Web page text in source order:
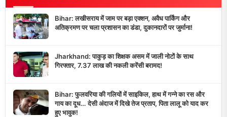
Bihar: लखीसराय में जाम पर बड़ा एक्शन, अवैध पार्किंग और
अतिक्रमण पर चला प्रशासन का डंडा, दुकानदारों पर जुर्माना!
Jharkhand: पाकुड़ का शिक्षक असम में जाली नोटों के साथ
गिरफ्तार, 7.37 लाख की नकली करेंसी बरामद!
Bihar: फुलवरिया की गलियों में साइकिल, हाथ में गन्ने का रस और
गाय का दूध… देसी अंदाज में दिखे तेज प्रताप, पिता लालू को याद कर
हुए भावुक!